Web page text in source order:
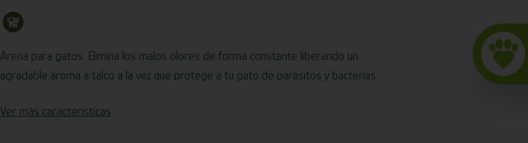
Arena para gatos. Elimina los malos olores de forma constante liberando un
agradable aroma a talco a la vez que protege a tu gato de parásitos y bacterias
Ver más características